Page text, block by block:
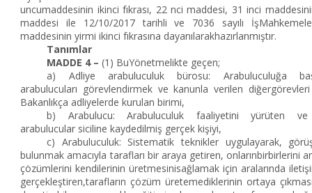
uncumaddesinin ikinci fıkrası, 22 nci maddesi, 31 inci
maddesi ile 12/10/2017 tarihli ve 7036 sayılı
maddesinin yirmi ikinci fıkrasına dayanılarakhazırlanmıştır.
Tanımlar
MADDE 4 – (1) BuYönetmelikte geçen;
a) Adliye arabuluculuk bürosu: Arabuluculuğa
arabulucuları görevlendirmek ve kanunla verilen
Bakanlıkça adliyelerde kurulan birimi,
b) Arabulucu: Arabuluculuk faaliyetini yürüten ve
arabulucular siciline kaydedilmiş gerçek kişiyi,
c) Arabuluculuk: Sistematik teknikler uygulayarak,
bulunmak amacıyla tarafları bir araya getiren, onlarınbirbirlerini
çözümlerini kendilerinin üretmesinisağlamak için aralarında
gerçekleştiren,tarafların çözüm üretemediklerinin ortaya